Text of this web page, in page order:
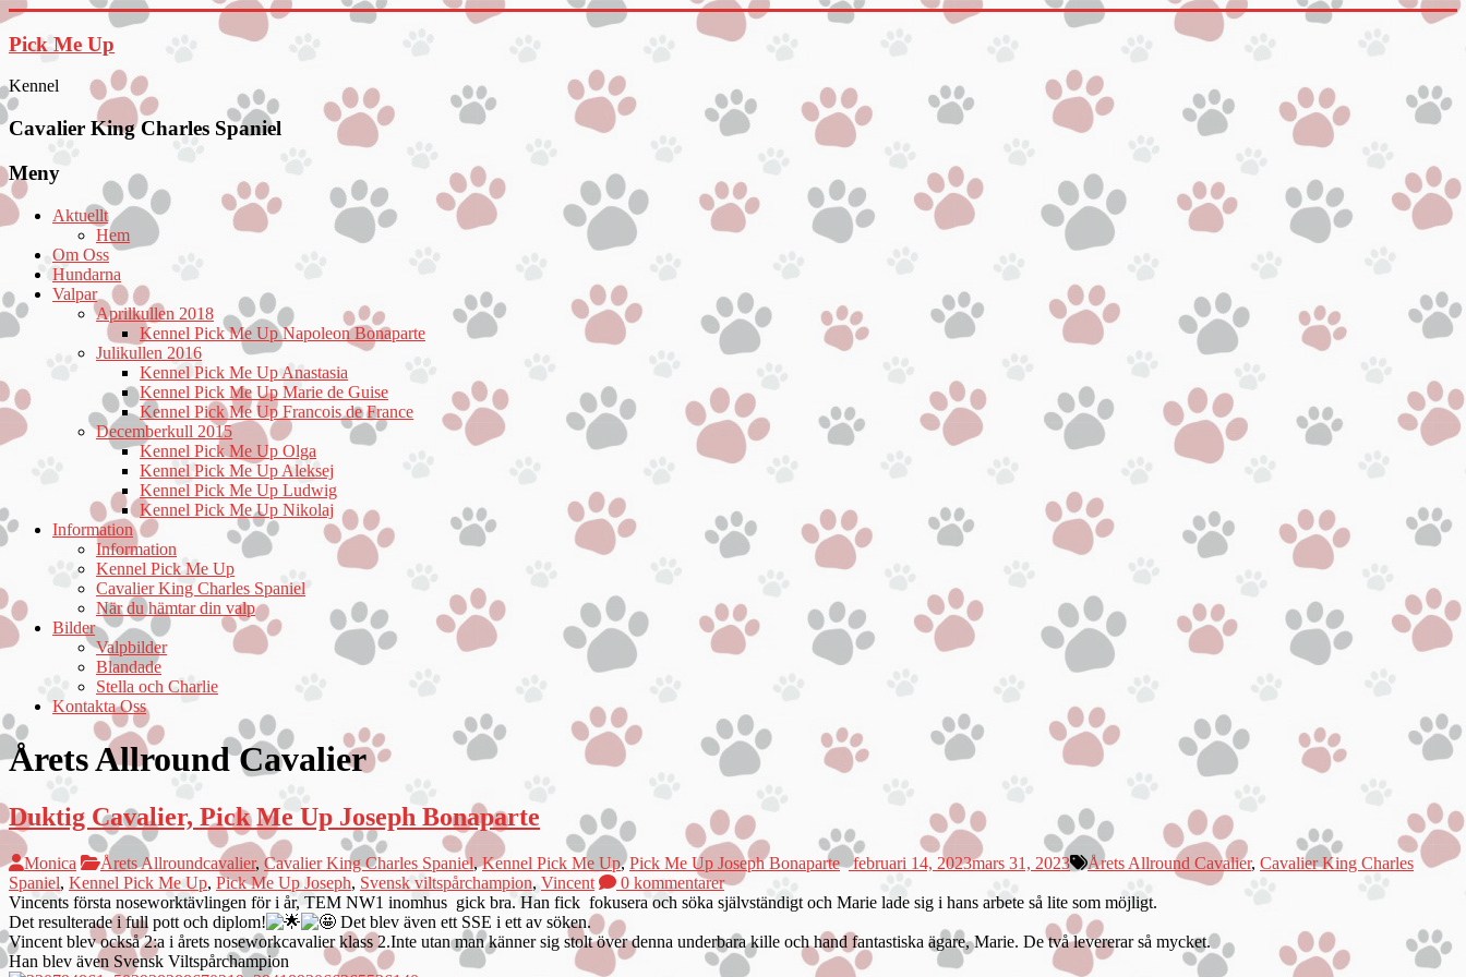
Hoppa
till
innehåll
Pick Me Up
Kennel
Cavalier King Charles Spaniel
Meny
Aktuellt
Hem
Om Oss
Hundarna
Valpar
Aprilkullen 2018
Kennel Pick Me Up Napoleon Bonaparte
Julikullen 2016
Kennel Pick Me Up Anastasia
Kennel Pick Me Up Marie de Guise
Kennel Pick Me Up Francois de France
Decemberkull 2015
Kennel Pick Me Up Olga
Kennel Pick Me Up Aleksej
Kennel Pick Me Up Ludwig
Kennel Pick Me Up Nikolaj
Information
Information
Kennel Pick Me Up
Cavalier King Charles Spaniel
När du hämtar din valp
Bilder
Valpbilder
Blandade
Stella och Charlie
Kontakta Oss
Årets Allround Cavalier
Duktig Cavalier, Pick Me Up Joseph Bonaparte
Monica Årets Allroundcavalier, Cavalier King Charles Spaniel,Kennel Pick Me Up,Pick Me Up Joseph Bonaparte februari 14, 2023mars 31, 2023 Årets Allround Cavalier, Cavalier King Charles
Spaniel, Kennel Pick Me Up, Pick Me Up Joseph, Svensk viltspårchampion, Vincent
0 kommentarer
Vincents första noseworktävlingen för i år, TEM NW1 inomhus gick bra. Han fick fokusera och söka självständigt och Marie lade sig i hans arbete så lite som möjligt.
Det resulterade i full pott och diplom!
Det blev även ett SSE i ett av söken.
Vincent blev också2:a i årets noseworkcavalier klass 2.Inte utan man känner sig stolt över denna underbara kille och hand fantastiska ägare, Marie. De två levererar så mycket.
Han blev även Svensk Viltspårchampion